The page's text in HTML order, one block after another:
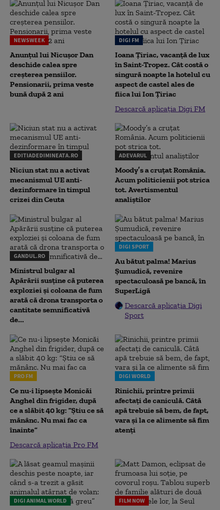
NEWSWEEK
Anunțul lui Nicușor Dan
deschide calea spre
creșterea pensiilor.
Pensionarii, prima veste
bună după 2 ani
DIGI FM
Ioana Țiriac, vacanță de lux
în Saint-Tropez. Cât costă o
singură noapte la hotelul cu
aspect de castel ales de
fiica lui Ion Țiriac
Descarcă aplicația Digi FM
EDITIADEDIMINEATA.RO
Niciun stat nu a activat
mecanismul UE anti-
dezinformare în timpul
crizei din Ceuta
ADEVARUL
Moody’s a cruțat România.
Acum politicienii pot strica
tot. Avertismentul
analiștilor
GANDUL.RO
Ministrul bulgar al
Apărării susține că puterea
exploziei și coloana de fum
arată că drona transporta o
cantitate semnificativă
de...
DIGI SPORT
Au bătut palma! Marius
Șumudică, revenire
spectaculoasă pe bancă, în
SuperLigă
Descarcă aplicația Digi
Sport
PRO FM
Ce nu-i lipsește Monicăi
Anghel din frigider, după
ce a slăbit 40 kg: “Știu ce să
mănânc. Nu mai fac ca
înainte”
Descarcă aplicația Pro FM
DIGI WORLD
Rinichii, printre primii
afectați de caniculă. Câtă
apă trebuie să bem, de fapt,
vara și la ce alimente să fim
atenți
DIGI ANIMAL WORLD FILM NOW